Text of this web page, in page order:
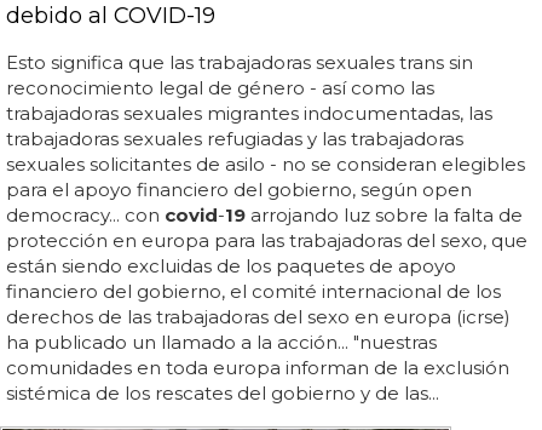
debido al COVID-19
Esto significa que las trabajadoras sexuales trans sin
reconocimiento legal de género - así como las
trabajadoras sexuales migrantes indocumentadas, las
trabajadoras sexuales refugiadas y las trabajadoras
sexuales solicitantes de asilo - no se consideran elegibles
para el apoyo financiero del gobierno, según open
democracy... con covid-19 arrojando luz sobre la falta de
protección en europa para las trabajadoras del sexo, que
están siendo excluidas de los paquetes de apoyo
financiero del gobierno, el comité internacional de los
derechos de las trabajadoras del sexo en europa (icrse)
ha publicado un llamado a la acción... "nuestras
comunidades en toda europa informan de la exclusión
sistémica de los rescates del gobierno y de las...